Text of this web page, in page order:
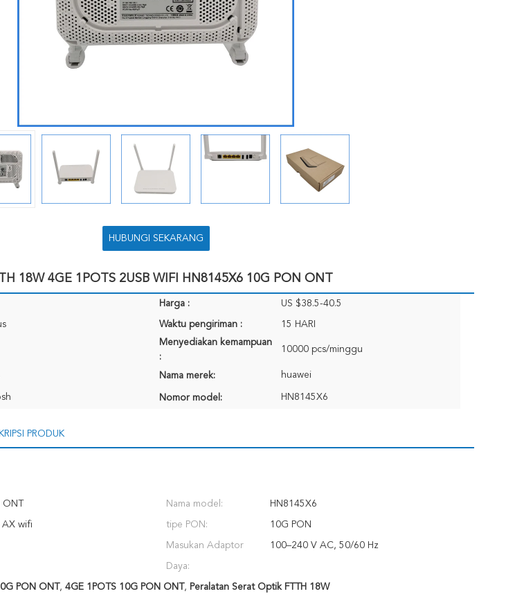
HUBUNGI SEKARANG
18W 4GE 1POTS 2USB WIFI HN8145X6 10G PON ONT
Harga : US $38.5-40.5
Waktu pengiriman :
15 HARI
Menyediakan kemampuan
:
10000 pcs/minggu
Nama merek: huawei
Nomor model: HN8145X6
PRODUK
Nama model: HN8145X6
wifi tipe PON: 10G PON
Masukan Adaptor
Daya:
100–240 V AC, 50/60 Hz
PON ONT , 4GE 1POTS 10G PON ONT , Peralatan Serat Optik FTTH 18W